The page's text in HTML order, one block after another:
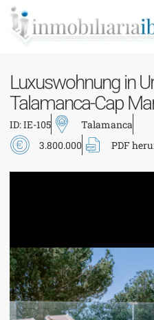
Luxuswohnung in
Talamanca-Cap
ID: IE-105
Talamanca
3.800.000
PDF